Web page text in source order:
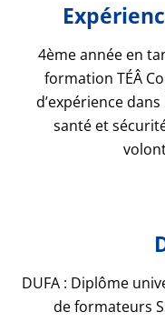
4ème année en
formation TÉÂ
d’expérience
santé et
DUFA : Diplôme
de formateurs